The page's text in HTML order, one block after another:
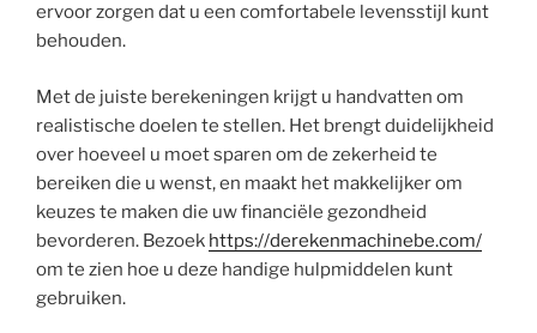
ervoor zorgen dat u een comfortabele levensstijl kunt
behouden.
Met de juiste berekeningen krijgt u handvatten om
realistische doelen te stellen. Het brengt duidelijkheid
over hoeveel u moet sparen om de zekerheid te
bereiken die u wenst, en maakt het makkelijker om
keuzes te maken die uw financiële gezondheid
bevorderen. Bezoek https://derekenmachinebe.com/
om te zien hoe u deze handige hulpmiddelen kunt
gebruiken.